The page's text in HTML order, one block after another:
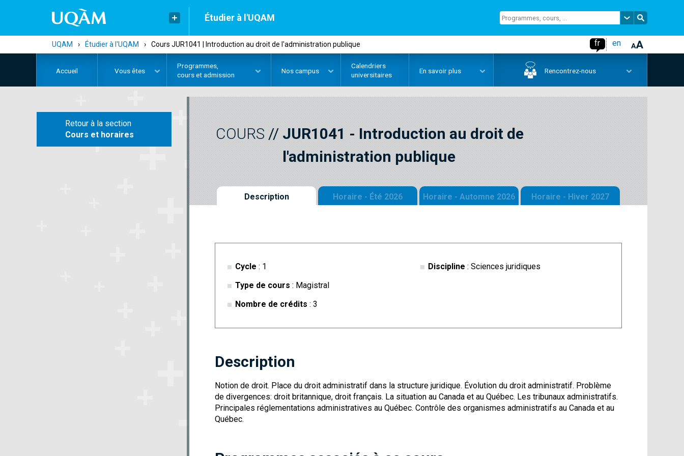
Étudier à l'UQAM
UQAM › Étudier à l'UQAM › Cours JUR1041 | Introduction au droit de l'administration publique fr en
Accueil Vous êtes
Programmes,
cours et admission
Noscampus
Calendriers
universitaires
En savoir plus Rencontrez-nous
Retour à la section
Cours et horaires
COURS // JUR1041 - Introduction au droit de
l'administration publique
Description Horaire - Été 2026 Horaire - Automne 2026 Horaire - Hiver 2027
Cycle : 1
Type de cours : Magistral
Nombre de crédits : 3
Discipline : Sciences juridiques
Description
Notion de droit. Place du droit administratif dans la structure juridique. Évolution du droit administratif. Problème
de divergences: droit britannique, droit français. La situation au Canada et au Québec. Les tribunaux administratifs.
Principales réglementations administratives au Québec. Contrôle des organismes administratifs au Canada et au
Québec.